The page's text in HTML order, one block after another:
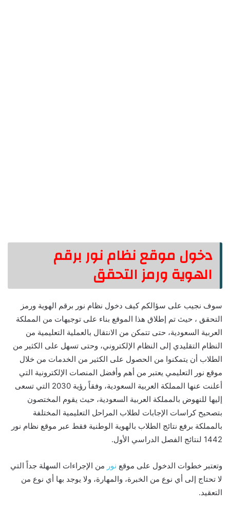
دخول موقع نظام نور برقم
الهوية ورمز التحقق
سوف نجيب على سؤالكم كيف دخول نظام نور برقم الهوية ورمز
التحقق ، حيث تم إطلاق هذا الموقع بناء على توجيهات من المملكة
العربية السعودية، حتى تتمكن من الانتقال بالعملية التعليمية من
النظام التقليدي إلى النظام الإلكتروني، وحتى تسهل على الكثير من
الطلاب أن يتمكنوا من الحصول على الكثير من الخدمات من خلال
موقع نور التعليمي يعتبر من أهم وأفضل المنصات الإلكترونية التي
أعلنت عنها المملكة العربية السعودية، وفقاً رؤية 2030 التي تسعى
إليها للنهوض بالمملكة العربية السعودية، حيث يقوم المختصون
بتصحيح كراسات الإجابات لطلاب المراحل التعليمية المختلفة
بالمملكة برفع نتائج الطلاب بالهوية الوطنية فقط عبر موقع نظام نور
1442 لنتائج الفصل الدراسي الأول.
وتعتبر خطوات الدخول على موقع نور من الإجراءات السهلة جداً التي
لا تحتاج إلى أي نوع من الخبرة، والمهارة، ولا يوجد بها أي نوع من
التعقيد.